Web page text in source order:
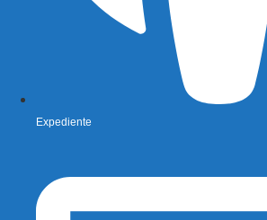
Expediente